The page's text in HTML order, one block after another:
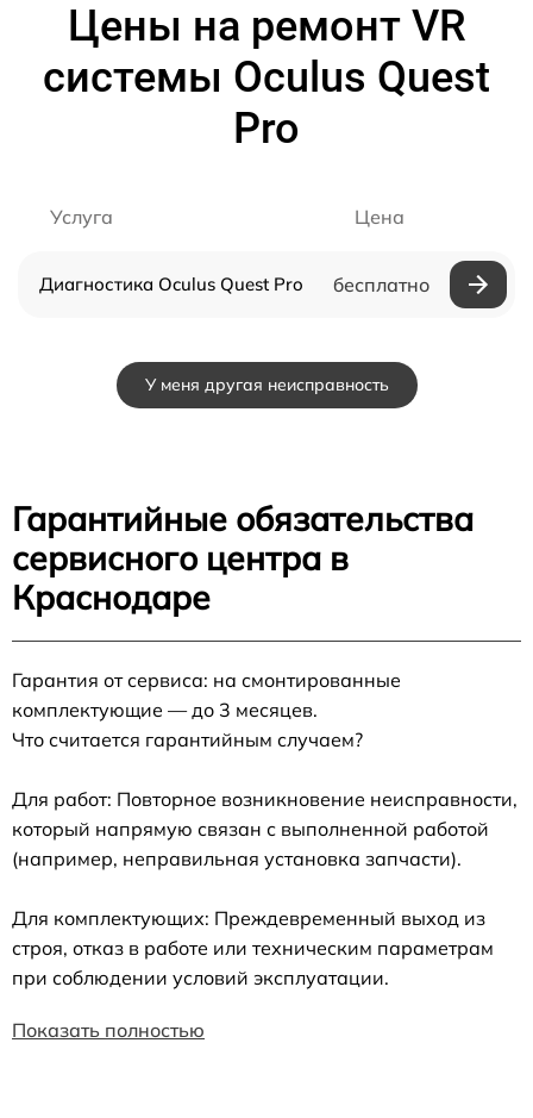
Цены на ремонт VR
системы Oculus Quest
Pro
Услуга Цена
Диагностика Oculus Quest Pro бесплатно
У меня другая неисправность
Гарантийные обязательства
сервисного центра в
Краснодаре
Гарантия от сервиса: на смонтированные
комплектующие — до 3 месяцев.
Что считается гарантийным случаем?
Для работ: Повторное возникновение неисправности,
который напрямую связан с выполненной работой
(например, неправильная установка запчасти).
Для комплектующих: Преждевременный выход из
строя, отказ в работе или техническим параметрам
при соблюдении условий эксплуатации.
Показать полностью